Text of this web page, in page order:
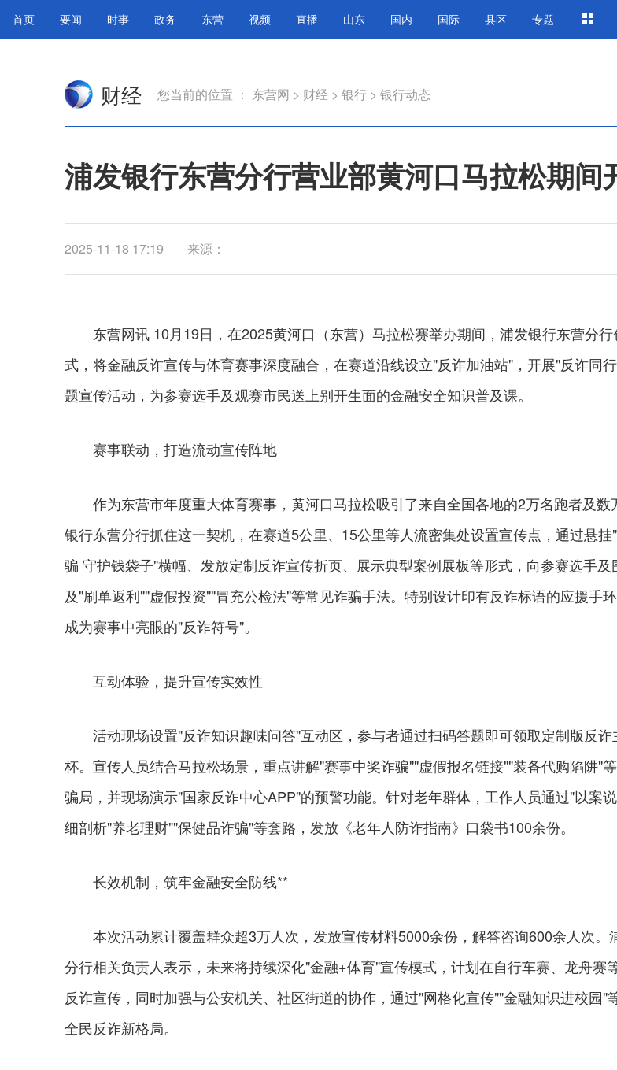
首页 要闻 时事 政务 东营 视频 直播 山东 国内 国际 县区 专题
财经 您当前的位置 ： 东营网 > 财经 > 银行 > 银行动态
浦发银行东营分行营业部黄河口马拉松期间
2025-11-18 17:19 来源：
东营网讯 10月19日，在2025黄河口（东营）马拉松赛举办期间，浦发银行东营分行
式，将金融反诈宣传与体育赛事深度融合，在赛道沿线设立"反诈加油站"，开展"反诈同
题宣传活动，为参赛选手及观赛市民送上别开生面的金融安全知识普及课。
赛事联动，打造流动宣传阵地
作为东营市年度重大体育赛事，黄河口马拉松吸引了来自全国各地的2万名跑者及数
银行东营分行抓住这一契机，在赛道5公里、15公里等人流密集处设置宣传点，通过悬
骗 守护钱袋子"横幅、发放定制反诈宣传折页、展示典型案例展板等形式，向参赛选手及
及"刷单返利""虚假投资""冒充公检法"等常见诈骗手法。特别设计印有反诈标语的应援手
成为赛事中亮眼的"反诈符号"。
互动体验，提升宣传实效性
活动现场设置"反诈知识趣味问答"互动区，参与者通过扫码答题即可领取定制版反诈
杯。宣传人员结合马拉松场景，重点讲解"赛事中奖诈骗""虚假报名链接""装备代购陷阱"
骗局，并现场演示"国家反诈中心APP"的预警功能。针对老年群体，工作人员通过"以案
细剖析"养老理财""保健品诈骗"等套路，发放《老年人防诈指南》口袋书100余份。
长效机制，筑牢金融安全防线**
本次活动累计覆盖群众超3万人次，发放宣传材料5000余份，解答咨询600余人次。
分行相关负责人表示，未来将持续深化"金融+体育"宣传模式，计划在自行车赛、龙舟赛
反诈宣传，同时加强与公安机关、社区街道的协作，通过"网格化宣传""金融知识进校园"
全民反诈新格局。